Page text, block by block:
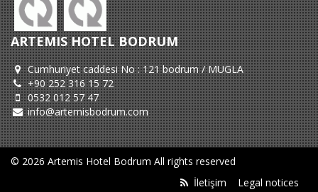
ARTEMIS HOTEL BODRUM
Cumhuriyet caddesi No : 121 bodrum / MUGLA
+90 252 316 15 72
0532 012 57 47
info@artemisbodrum.com
© 2026 Artemis Hotel Bodrum All rights reserved
İletişim
Legal notices